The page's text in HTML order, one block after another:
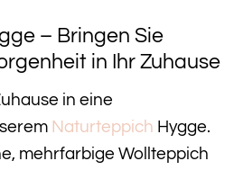
– Bringen Sie
in Ihr Zuhause
in eine
Naturteppich Hygge.
mehrfarbige Wollteppich